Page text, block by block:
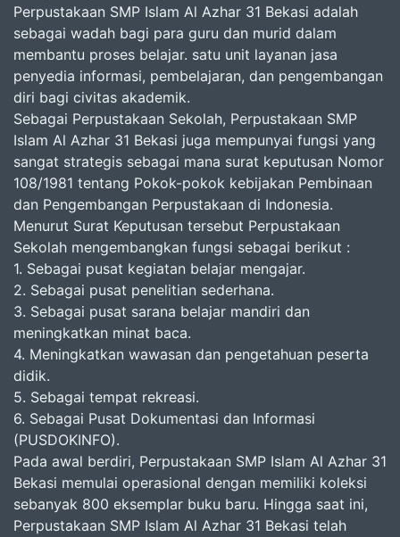
Perpustakaan SMP Islam Al Azhar 31 Bekasi adalah
sebagai wadah bagi para guru dan murid dalam
membantu proses belajar. satu unit layanan jasa
penyedia informasi, pembelajaran, dan pengembangan
diri bagi civitas akademik.
Sebagai Perpustakaan Sekolah, Perpustakaan SMP
Islam Al Azhar 31 Bekasi juga mempunyai fungsi yang
sangat strategis sebagai mana surat keputusan Nomor
108/1981 tentang Pokok-pokok kebijakan Pembinaan
dan Pengembangan Perpustakaan di Indonesia.
Menurut Surat Keputusan tersebut Perpustakaan
Sekolah mengembangkan fungsi sebagai berikut :
1. Sebagai pusat kegiatan belajar mengajar.
2. Sebagai pusat penelitian sederhana.
3. Sebagai pusat sarana belajar mandiri dan
meningkatkan minat baca.
4. Meningkatkan wawasan dan pengetahuan peserta
didik.
5. Sebagai tempat rekreasi.
6. Sebagai Pusat Dokumentasi dan Informasi
(PUSDOKINFO).
Pada awal berdiri, Perpustakaan SMP Islam Al Azhar 31
Bekasi memulai operasional dengan memiliki koleksi
sebanyak 800 eksemplar buku baru. Hingga saat ini,
Perpustakaan SMP Islam Al Azhar 31 Bekasi telah